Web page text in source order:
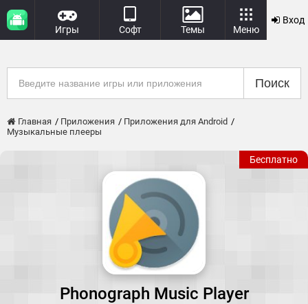
Игры Софт Темы Меню
Вход
Поиск
Главная Приложения
Приложения для Android
Музыкальные плееры
Бесплатно
Phonograph Music Player